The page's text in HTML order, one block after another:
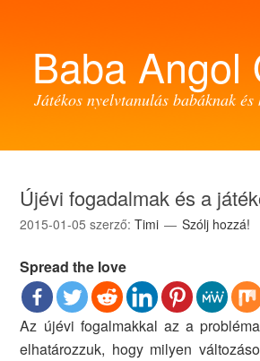
Baba Angol
Játékos nyelvtanulás babáknak és
Újévi fogadalmak és a
2015-01-05 szerző:Timi Szólj hozzá!
Spread the love
Az újévi fogalmakkal az a
elhatározzuk, hogy milyen